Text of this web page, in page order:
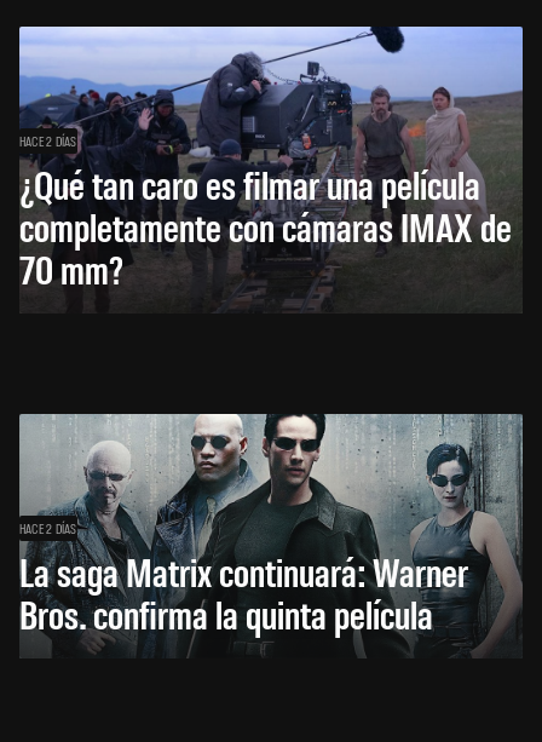
HACE 2 DÍAS
¿Qué tan caro es filmar una película
completamente con cámaras IMAX de
70 mm?
HACE 2 DÍAS
La saga Matrix continuará: Warner
Bros. confirma la quinta película